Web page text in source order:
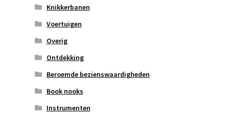
Knikkerbanen
Voertuigen
Overig
Ontdekking
Beroemde bezienswaardigheden
Book nooks
Instrumenten